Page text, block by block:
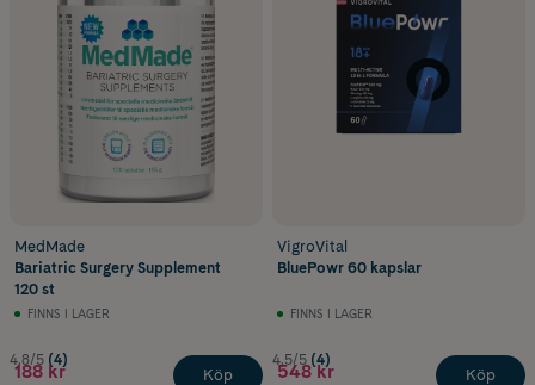
MedMade
Bariatric Surgery Supplement
120 st
FINNS I LAGER
4.8/5 (4)
188 kr Köp
VigroVital
BluePowr 60 kapslar
FINNS I LAGER
4.5/5 (4)
548 kr Köp